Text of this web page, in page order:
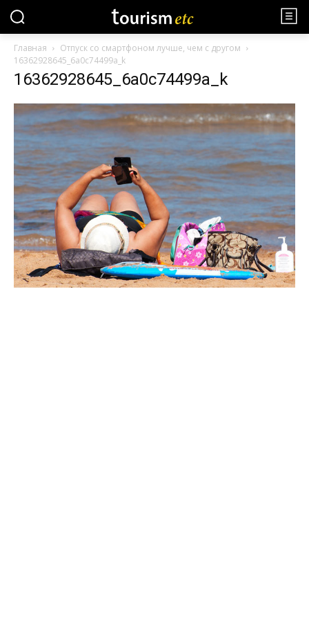
Главная
Отпуск со смартфоном лучше, чем с другом
16362928645_6a0c74499a_k
16362928645_6a0c74499a_k